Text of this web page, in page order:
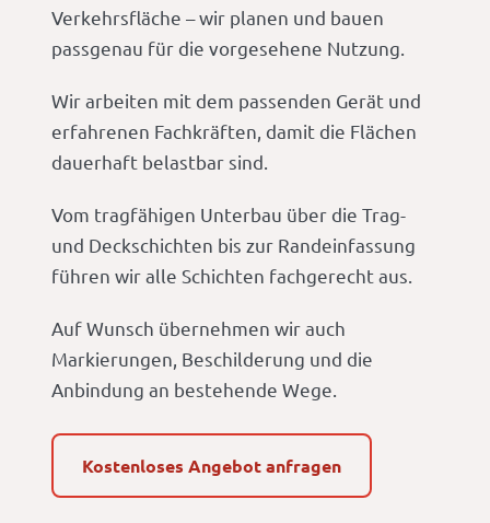
Verkehrsfläche – wir planen und bauen
passgenau für die vorgesehene Nutzung.
Wir arbeiten mit dem passenden Gerät und
erfahrenen Fachkräften, damit die Flächen
dauerhaft belastbar sind.
Vom tragfähigen Unterbau über die Trag-
und Deckschichten bis zur Randeinfassung
führen wir alle Schichten fachgerecht aus.
Auf Wunsch übernehmen wir auch
Markierungen, Beschilderung und die
Anbindung an bestehende Wege.
Kostenloses Angebot anfragen